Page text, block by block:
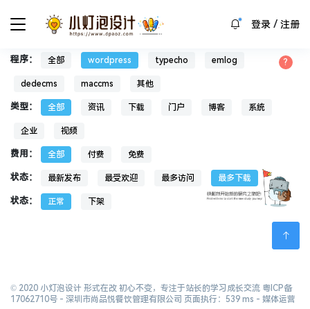
登录/ 注册
程序： 全部 wordpress typecho emlog
dedecms maccms 其他
类型： 全部 资讯 下载 门户 博客 系统
企业 视频
费用： 全部 付费 免费
状态： 最新发布 最受欢迎 最多访问 最多下载
状态： 正常 下架
© 2020 小灯泡设计 形式在改 初心不变，专注于站长的学习成长交流 粤ICP备
17062710号 - 深圳市尚品悦餐饮管理有限公司 页面执行：539 ms - 媒体运营